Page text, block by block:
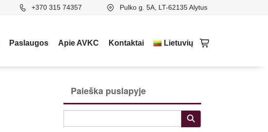
+370 315 74357 Pulko g. 5A, LT-62135 Alytus
Paslaugos Apie AVKC Kontaktai Lietuvių
Paieška puslapyje